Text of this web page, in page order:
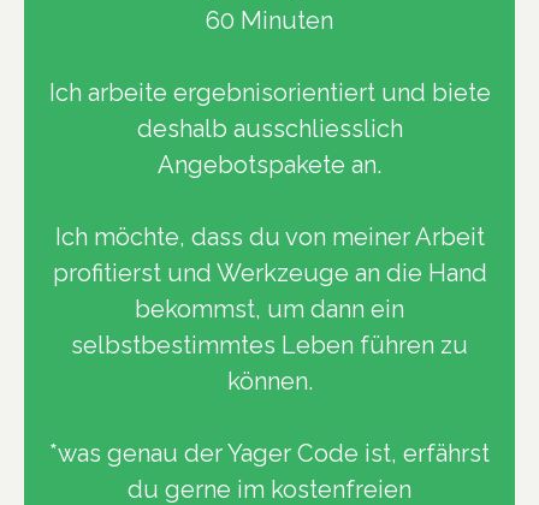
60 Minuten
Ich arbeite ergebnisorientiert und biete
deshalb ausschliesslich
Angebotspakete an.
Ich möchte, dass du von meiner Arbeit
profitierst und Werkzeuge an die Hand
bekommst, um dann ein
selbstbestimmtes Leben führen zu
können.
*was genau der Yager Code ist, erfährst
du gerne im kostenfreien